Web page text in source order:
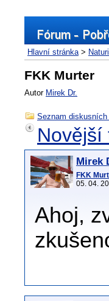
Hlavní stránka>
FKK Murter
Autor Mirek Dr.
Seznam diskusních
Novější
Mirek
FKK
05. 04.
Ahoj,